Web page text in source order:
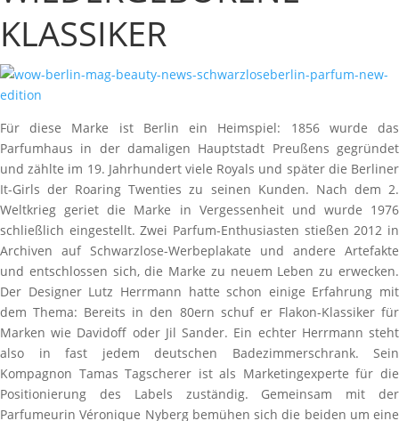
KLASSIKER
Für diese Marke ist Berlin ein Heimspiel: 1856 wurde das
Parfumhaus in der damaligen Hauptstadt Preußens gegründet
und zählte im 19. Jahrhundert viele Royals und später die Berliner
It-Girls der Roaring Twenties zu seinen Kunden. Nach dem 2.
Weltkrieg geriet die Marke in Vergessenheit und wurde 1976
schließlich eingestellt. Zwei Parfum-Enthusiasten stießen 2012 in
Archiven auf Schwarzlose-Werbeplakate und andere Artefakte
und entschlossen sich, die Marke zu neuem Leben zu erwecken.
Der Designer Lutz Herrmann hatte schon einige Erfahrung mit
dem Thema: Bereits in den 80ern schuf er Flakon-Klassiker für
Marken wie Davidoff oder Jil Sander. Ein echter Herrmann steht
also in fast jedem deutschen Badezimmerschrank. Sein
Kompagnon Tamas Tagscherer ist als Marketingexperte für die
Positionierung des Labels zuständig. Gemeinsam mit der
Parfumeurin Véronique Nyberg bemühen sich die beiden um eine